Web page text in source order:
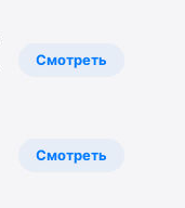
Смотреть
Смотреть